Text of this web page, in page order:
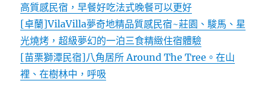
高質感民宿，早餐好吃法式晚餐可以更好
[卓蘭]VilaVilla夢奇地精品質感民宿~莊園、駿馬、星
光燒烤，超級夢幻的一泊三食精緻住宿體驗
[苗栗獅潭民宿]八角居所 Around The Tree。在山
裡、在樹林中，呼吸